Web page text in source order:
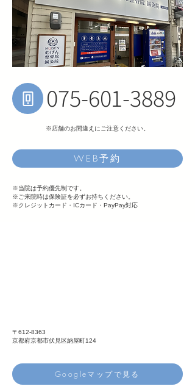
075-601-3889
​※店舗のお間違えにご注意ください。
WEB予約
※当院は予約優先制です。​
※ご来院時は保険証を必ずお持ちください。
※クレジットカード・ICカード・PayPay対応
〒612-8363
京都府京都市伏見区納屋町124
Googleマップで見る